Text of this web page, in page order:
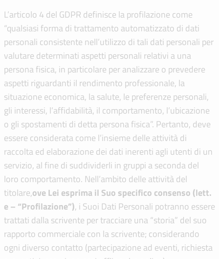
L’articolo 4 del GDPR definisce la profilazione come
“qualsiasi forma di trattamento automatizzato di dati
personali consistente nell’utilizzo di tali dati personali per
valutare determinati aspetti personali relativi a una
persona fisica, in particolare per analizzare o prevedere
aspetti riguardanti il rendimento professionale, la
situazione economica, la salute, le preferenze personali,
gli interessi, l’affidabilità, il comportamento, l’ubicazione
o gli spostamenti di detta persona fisica”. Pertanto, deve
essere considerata come l’insieme delle attività di
raccolta ed elaborazione dei dati inerenti agli utenti di un
servizio, al fine di suddividerli in gruppi a seconda del
loro comportamento. Nell’ambito delle attività del
titolare,ove Lei esprima il Suo specifico consenso (lett.
e – “Profilazione”), i Suoi Dati Personali potranno essere
trattati dalla scrivente per tracciare una “storia” del suo
rapporto commerciale con la scrivente; considerando
ogni diverso contatto (partecipazione ad eventi, richiesta